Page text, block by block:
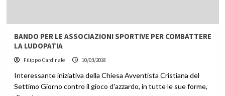
BANDO PER LE ASSOCIAZIONI SPORTIVE PER COMBATTERE
LA LUDOPATIA
Filippo Cardinale 10/03/2018
Interessante iniziativa della Chiesa Avventista Cristiana del
Settimo Giorno contro il gioco d'azzardo, in tutte le sue forme,